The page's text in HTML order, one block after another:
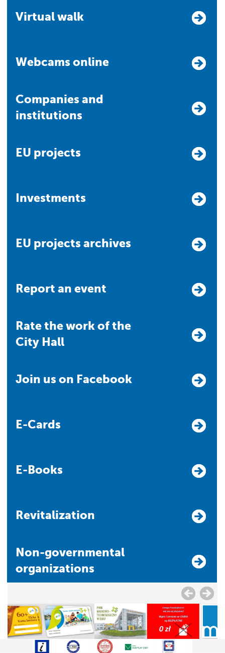
Virtual walk
Webcams online
Companies and
institutions
EU projects
Investments
EU projects archives
Report an event
Rate the work of the
City Hall
Join us on Facebook
E-Cards
E-Books
Revitalization
Non-governmental
organizations